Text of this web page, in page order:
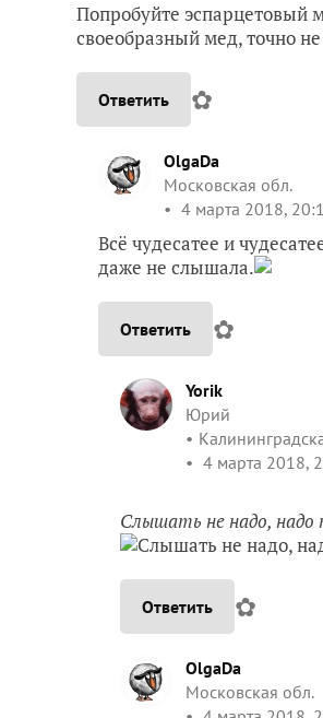
Попробуйте эспарцетовый
своеобразный мед, точно
Ответить ✿
OlgaDa
Московская обл.
4 марта 2018,
Всё чудесатее и
даже не слышала.
Ответить ✿
Yorik
Юрий
4 марта 2018,
Слышать не надо, надо
Ответить ✿
OlgaDa
Московская обл.